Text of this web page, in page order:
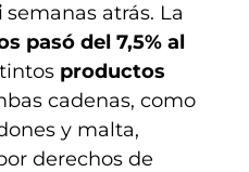
semanas atrás. La
pasó del 7,5% al
productos
cadenas, como
y malta,
derechos de